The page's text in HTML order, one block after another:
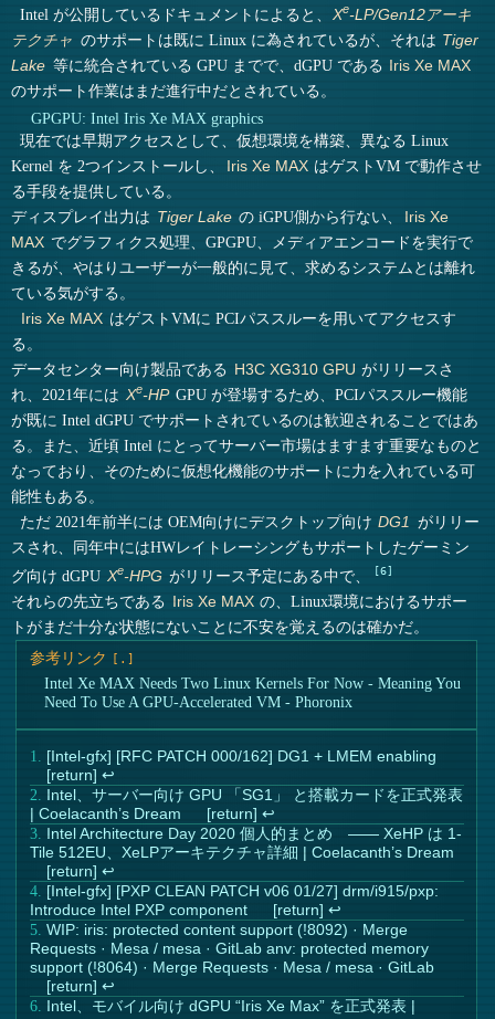
Intel が公開しているドキュメントによると、
Xe-LP/Gen12アーキ
テクチャ のサポートは既に Linux に為されているが、それは Tiger
Lake 等に統合されている GPU までで、dGPU である Iris Xe MAX
のサポート作業はまだ進行中だとされている。
GPGPU: Intel Iris Xe MAX graphics
現在では早期アクセスとして、仮想環境を構築、異なる Linux
Kernel を 2つインストールし、
Iris Xe MAX はゲストVM で動作させ
る手段を提供している。
ディスプレイ出力は Tiger Lake の iGPU側から行ない、
Iris Xe
MAX でグラフィクス処理、GPGPU、メディアエンコードを実行で
きるが、やはりユーザーが一般的に見て、求めるシステムとは離れ
ている気がする。
Iris Xe MAX はゲストVMに PCIパススルーを用いてアクセスす
る。
データセンター向け製品である H3C XG310 GPU がリリースさ
れ、2021年には Xe-HP GPU が登場するため、PCIパススルー機能
が既に Intel dGPU でサポートされているのは歓迎されることではあ
る。また、近頃 Intel にとってサーバー市場はますます重要なものと
なっており、そのために仮想化機能のサポートに力を入れている可
能性もある。
ただ 2021年前半には OEM向けにデスクトップ向け DG1 がリリー
スされ、同年中にはHWレイトレーシングもサポートしたゲーミン
グ向け dGPU Xe-HPG がリリース予定にある中で、 6
それらの先立ちである Iris Xe MAX の、Linux環境におけるサポー
トがまだ十分な状態にないことに不安を覚えるのは確かだ。
参考リンク
Intel Xe MAX Needs Two Linux Kernels For Now - Meaning You
Need To Use A GPU-Accelerated VM - Phoronix
[Intel-gfx] [RFC PATCH 000/162] DG1 + LMEM enabling
↩︎
Intel、サーバー向け GPU 「SG1」 と搭載カードを正式発表
| Coelacanth’s Dream
↩︎
Intel Architecture Day 2020 個人的まとめ ―― XeHP は 1-
Tile 512EU、XeLPアーキテクチャ詳細 | Coelacanth’s Dream
↩︎
[Intel-gfx] [PXP CLEAN PATCH v06 01/27] drm/i915/pxp:
Introduce Intel PXP component
↩︎
WIP: iris: protected content support (!8092) · Merge
Requests · Mesa / mesa · GitLab anv: protected memory
support (!8064) · Merge Requests · Mesa / mesa · GitLab
↩︎
Intel、モバイル向け dGPU “Iris Xe Max” を正式発表 |